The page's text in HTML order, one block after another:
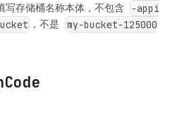
写存储桶名称本体，不包含
-appi
，不是
my-bucket-125000